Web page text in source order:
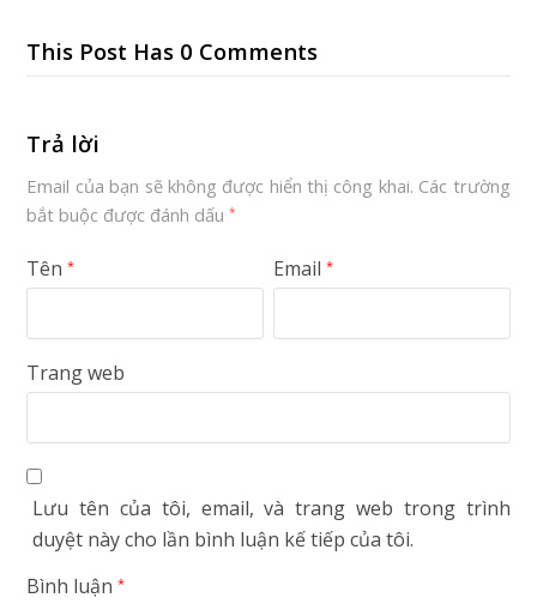
This Post Has 0 Comments
Trả lời
Email của bạn sẽ không được hiển thị công khai. Các trường
bắt buộc được đánh dấu*
Tên* Email*
Trang web
Lưu tên của tôi, email, và trang web trong trình
duyệt này cho lần bình luận kế tiếp của tôi.
Bình luận*